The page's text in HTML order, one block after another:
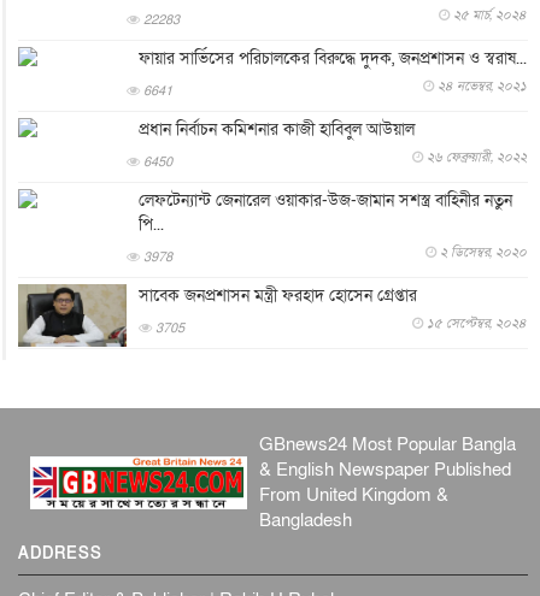
যুক্তরাজ্যে গ্রুমিং কেলেঙ্কারি : পাকিস্তানির অপরাধে অস্বস্তি...
আন্তর্জাতিক
বিরোধ কাটিয়ে কূটনৈতিক সম্পর্ক পুনঃস্থাপন করছে মেক্সিকো ও
আন্তর্জাতিক
বিনোদন ৮ আগস্ট, ২০২৬
রিয়ালকে ‘না’ বলা রদ্রির জন্য বার্সার কাছে কত চাইল ম্যানসিটি
শিল্পকলায় চলচ্চিত্র উৎসব, বিনা মূল্যে দেখা যাবে ৬ সিনেমা
৭ আগস্ট, ২০২৬
সিলেটের কন্যা মোহিনী রশিদ এনওয়াইপিডির উচ্চপদস্থ কর্মকর্তা
দেশজুড়ে
22283 ২৫ মার্চ, ২০২৪
ফায়ার সার্ভিসের পরিচালকের বিরুদ্ধে দুদক, জনপ্রশাসন ও স্বরাষ...
6641 ২৪ নভেম্বর, ২০২১
প্রধান নির্বাচন কমিশনার কাজী হাবিবুল আউয়াল
6450 ২৬ ফেব্রুয়ারী, ২০২২
লেফটেন্যান্ট জেনারেল ওয়াকার-উজ-জামান সশস্ত্র বাহিনীর নতুন
পি...
3978 ২ ডিসেম্বর, ২০২০
সাবেক জনপ্রশাসন মন্ত্রী ফরহাদ হোসেন গ্রেপ্তার
3705 ১৫ সেপ্টেম্বর, ২০২৪
GBnews24 Most Popular Bangla
& English Newspaper Published
From United Kingdom &
Bangladesh
ADDRESS